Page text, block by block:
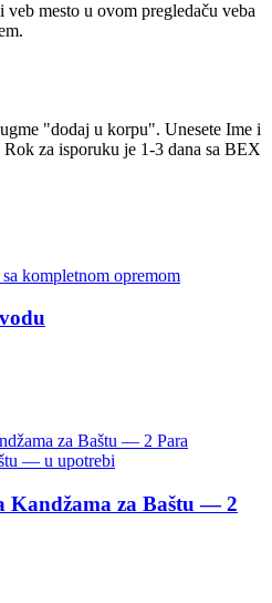
veb mesto u ovom pregledaču veba
"dodaj u korpu". Unesete Ime i
za isporuku je 1-3 dana sa BEX
Kandžama za Baštu — 2